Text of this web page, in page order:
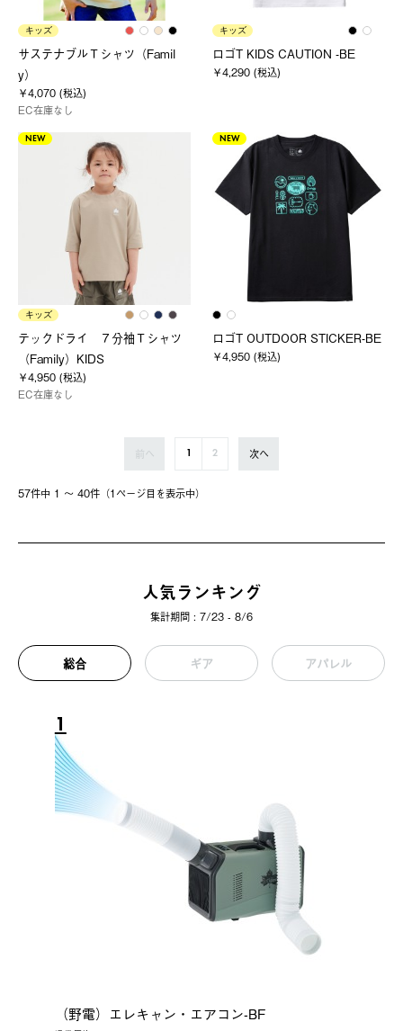
キッズ
サステナブルＴシャツ（Famil
y）
￥4,070 (税込)
EC在庫なし
キッズ
ロゴT KIDS CAUTION -BE
￥4,290 (税込)
NEW
キッズ
テックドライ ７分袖Ｔシャツ
（Family）KIDS
￥4,950 (税込)
EC在庫なし
NEW
ロゴT OUTDOOR STICKER-BE
￥4,950 (税込)
57件中 1 〜 40件（1ページ⽬を表⽰中）
前へ 1 2 次へ
人気ランキング
集計期間 : 7/23 - 8/6
総合 ギア アパレル
1
（野電）エレキャン・エアコン-BF